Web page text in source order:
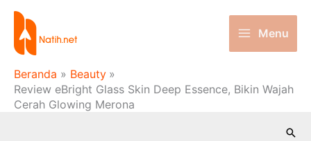
Lewati
konten
Menu
Beranda
Beauty
Review eBright Glass Skin Deep Essence, Bikin Wajah
Cerah Glowing Merona
Cari